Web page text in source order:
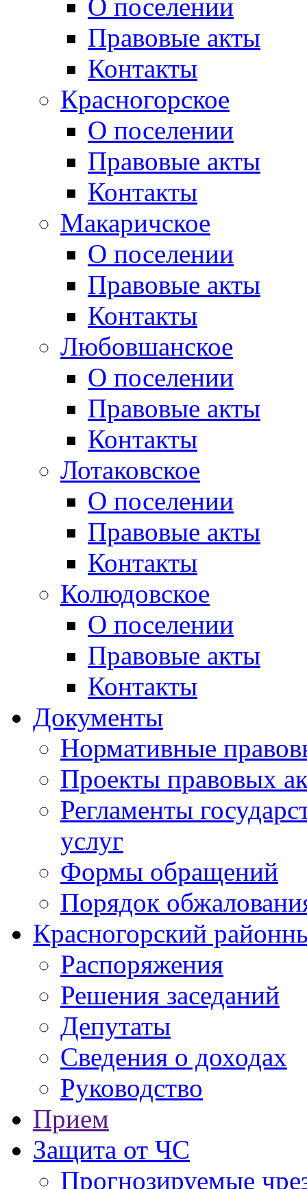
О поселении
Правовые акты
Контакты
Красногорское
О поселении
Правовые акты
Контакты
Макаричское
О поселении
Правовые акты
Контакты
Любовшанское
О поселении
Правовые акты
Контакты
Лотаковское
О поселении
Правовые акты
Контакты
Колюдовское
О поселении
Правовые акты
Контакты
Документы
Нормативные
Проекты правовых
Регламенты
услуг
Формы обращений
Порядок
Красногорский
Распоряжения
Решения заседаний
Депутаты
Сведения о доходах
Руководство
Прием
Защита от ЧС
Прогнозируемые